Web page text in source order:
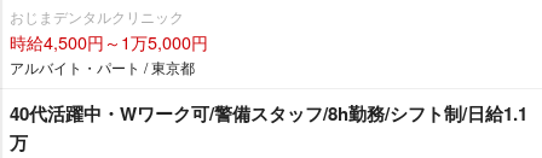
おじまデンタルクリニック
時給4,500円～1万5,000円
アルバイト・パート / 東京都
40代活躍中・Wワーク可/警備スタッフ/8h勤務/シフト制/日給1.1
万